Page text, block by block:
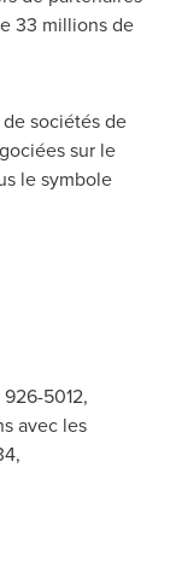
33 millions de
sociétés de
sur le
le symbole
5012,
avec les